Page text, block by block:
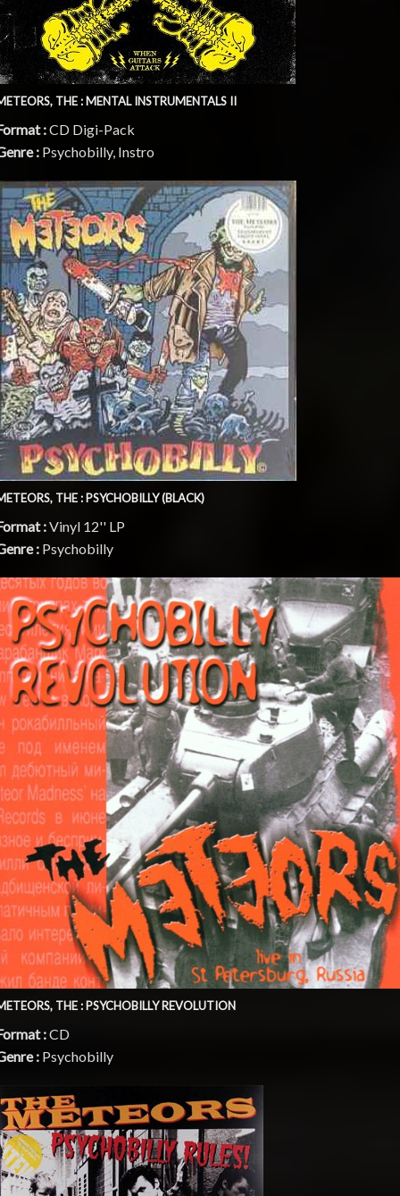
THE : MENTAL INSTRUMENTALS II
:CD Digi-Pack
: Psychobilly, Instro
THE : PSYCHOBILLY (BLACK)
:Vinyl 12'' LP
: Psychobilly
THE : PSYCHOBILLY REVOLUTION
:CD
: Psychobilly